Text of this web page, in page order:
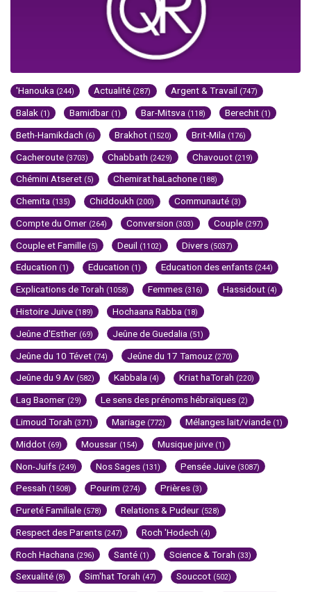
'Hanouka (244) Actualité (287) Argent & Travail (747)
Balak (1) Bamidbar (1) Bar-Mitsva (118) Berechit (1)
Beth-Hamikdach (6) Brakhot (1520) Brit-Mila (176)
Cacheroute (3703) Chabbath (2429) Chavouot (219)
Chémini Atseret (5) Chemirat haLachone (188)
Chemita (135) Chiddoukh (200) Communauté (3)
Compte du Omer (264) Conversion (303) Couple (297)
Couple et Famille (5) Deuil (1102) Divers (5037)
Education (1) Education (1) Education des enfants (244)
Explications de Torah (1058) Femmes (316) Hassidout (4)
Histoire Juive (189) Hochaana Rabba (18)
Jeûne d'Esther (69) Jeûne de Guedalia (51)
Jeûne du 10 Tévet (74) Jeûne du 17 Tamouz (270)
Jeûne du 9 Av (582) Kabbala (4) Kriat haTorah (220)
Lag Baomer (29) Le sens des prénoms hébraïques (2)
Limoud Torah (371) Mariage (772) Mélanges lait/viande (1)
Middot (69) Moussar (154) Musique juive (1)
Non-Juifs (249) Nos Sages (131) Pensée Juive (3087)
Pessah (1508) Pourim (274) Prières (3)
Pureté Familiale (578) Relations & Pudeur (528)
Respect des Parents (247) Roch 'Hodech (4)
Roch Hachana (296) Santé (1) Science & Torah (33)
Sexualité (8) Sim'hat Torah (47) Souccot (502)